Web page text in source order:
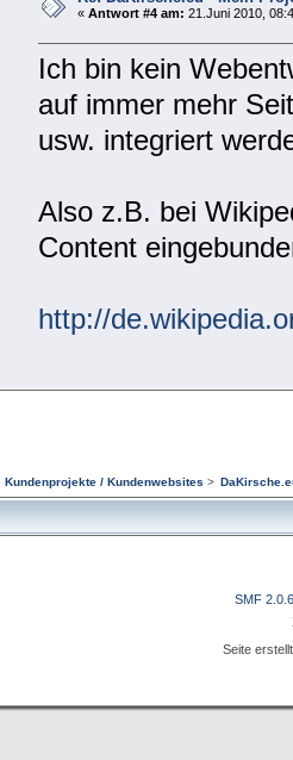
« Antwort #4 am: 21.Juni 2010,
Ich bin kein
auf immer mehr
usw. integriert
Also z.B. bei
Content
http://
Kundenprojekte / Kundenwebsites >
SMF 2.0.6
Seite